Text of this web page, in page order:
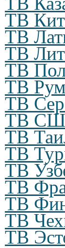
ТВ
ТВ
ТВ
ТВ
ТВ
ТВ
ТВ
ТВ
ТВ
ТВ
ТВ
ТВ
ТВ
ТВ